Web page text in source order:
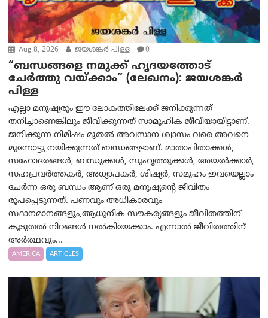
Aug 8, 2026 ജയശങ്കര്‍ പിള്ള 0
“ബന്ധങ്ങളെ നമുക്ക് ഹൃദയത്തോട്
ചേർത്തു വയ്ക്കാം” (ലേഖനം): ജയശങ്കര്‍
പിള്ള
എല്ലാ മനുഷ്യരും ഈ ലോകത്തിലേക്ക് ജനിക്കുന്നത്
തനിച്ചാണെങ്കിലും ജീവിക്കുന്നത് സാമൂഹിക ജീവിയായിട്ടാണ്.
ജനിക്കുന്ന നിമിഷം മുതൽ അവസാന ശ്വാസം വരെ അവനെ
മുന്നോട്ടു നയിക്കുന്നത് ബന്ധങ്ങളാണ്. മാതാപിതാക്കൾ,
സഹോദരങ്ങൾ, ബന്ധുക്കൾ, സുഹൃത്തുക്കൾ, അയൽക്കാർ,
സഹപ്രവർത്തകർ, അധ്യാപകർ, ശിഷ്യർ, സമൂഹം ഇവയെല്ലാം
ചേർന്ന ഒരു ബന്ധം ആണ് ഒരു മനുഷ്യന്റെ ജീവിതം
രൂപപ്പെടുന്നത്. പണവും അധികാരവും
സ്ഥാനമാനങ്ങളും,ആധുനിക സൗകര്യങ്ങളും ജീവിതത്തിന്
കൂടുതൽ നിറങ്ങൾ നൽകിയേക്കാം. എന്നാൽ ജീവിതത്തിന്
അർത്ഥവും...
AMERICA ARTICLES